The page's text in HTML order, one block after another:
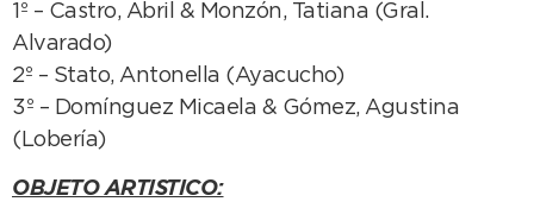
1º – Castro, Abril & Monzón, Tatiana (Gral.
Alvarado)
2º – Stato, Antonella (Ayacucho)
3º – Domínguez Micaela & Gómez, Agustina
(Lobería)
OBJETO ARTISTICO: